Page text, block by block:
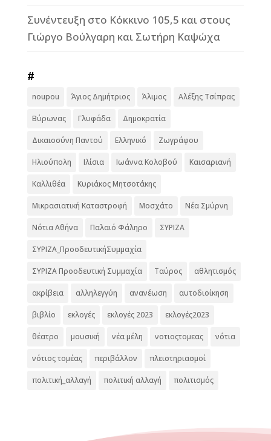
Συνέντευξη στο Κόκκινο 105,5 και στους
Γιώργο Βούλγαρη και Σωτήρη Καψώχα
#
noupou Άγιος Δημήτριος Άλιμος Αλέξης Τσίπρας
Βύρωνας Γλυφάδα Δημοκρατία
Δικαιοσύνη Παντού Ελληνικό Ζωγράφου
Ηλιούπολη Ιλίσια Ιωάννα Κολοβού Καισαριανή
Καλλιθέα Κυριάκος Μητσοτάκης
Μικρασιατική Καταστροφή Μοσχάτο Νέα Σμύρνη
Νότια Αθήνα Παλαιό Φάληρο ΣΥΡΙΖΑ
ΣΥΡΙΖΑ_ΠροοδευτικήΣυμμαχία
ΣΥΡΙΖΑ Προοδευτική Συμμαχία Ταύρος αθλητισμός
ακρίβεια αλληλεγγύη ανανέωση αυτοδιοίκηση
βιβλίο εκλογές εκλογές 2023 εκλογές2023
θέατρο μουσική νέα μέλη νοτιοςτομεας νότια
νότιος τομέας περιβάλλον πλειστηριασμοί
πολιτική_αλλαγή πολιτική αλλαγή πολιτισμός